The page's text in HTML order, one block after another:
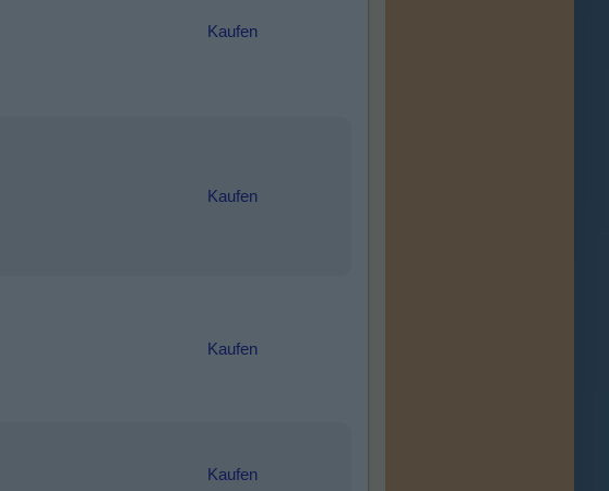
Kaufen
Kaufen
Kaufen
Kaufen